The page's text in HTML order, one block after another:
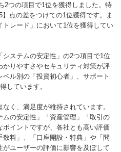
ー ー ー
2つの項目で1位を獲得しました。特
点の差をつけての1位獲得です。ま
レード」において1位を獲得してい
システムの安定性」の2つ項目で1位
りやすさやセキュリティ対策が評
ル別の「投資初心者」、サポート
しています。
く、満足度が維持されています。
ムの安定性」「資産管理」「取引の
イントですが、各社とも高い評価
料」、「口座開設・特典」や「問
ユーザーの評価に影響を及ぼして